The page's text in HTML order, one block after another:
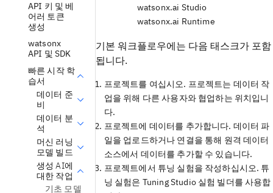
API 키 및 베
어러 토큰
생성
watsonx
API 및 SDK
빠른 시작 학
습서
데이터 준
비
데이터 분
석
머신 러닝
모델 빌드
생성 AI에
대한 작업
기초 모델
watsonx.ai Studio
watsonx.ai Runtime
기본 워크플로우에는 다음 태스크가 포함
됩니다.
프로젝트를 여십시오. 프로젝트는 데이터 작
업을 위해 다른 사용자와 협업하는 위치입니
다.
프로젝트에 데이터를 추가합니다. 데이터 파
일을 업로드하거나 연결을 통해 원격 데이터
소스에서 데이터를 추가할 수 있습니다.
프로젝트에서 튜닝 실험을 작성하십시오. 튜
닝 실험은 Tuning Studio 실험 빌더를 사용합